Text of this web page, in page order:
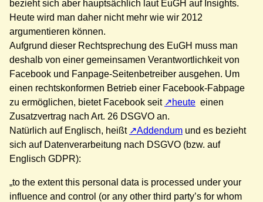
bezieht sich aber hauptsächlich laut EuGH auf Insights.
Heute wird man daher nicht mehr wie wir 2012
argumentieren können.
Aufgrund dieser Rechtsprechung des EuGH muss man
deshalb von einer gemeinsamen Verantwortlichkeit von
Facebook und Fanpage-Seitenbetreiber ausgehen. Um
einen rechtskonformen Betrieb einer Facebook-Fabpage
zu ermöglichen, bietet Facebook seit
heute einen
Zusatzvertrag nach Art. 26 DSGVO an.
Natürlich auf Englisch, heißt
Addendum und es bezieht
sich auf Datenverarbeitung nach DSGVO (bzw. auf
Englisch GDPR):
„to the extent this personal data is processed under your
influence and control (or any other third party’s for whom